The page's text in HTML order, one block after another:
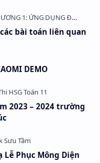
bài toán liên quan
DEMO
2023 – 2024 trường
Lễ Phục Mông Diện